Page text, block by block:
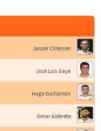
Jasper Cillessen
José Luis Gayá
Hugo Guillamón
Omar Alderete